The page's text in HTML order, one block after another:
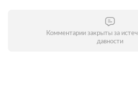
Комментарии закрыты за
давности